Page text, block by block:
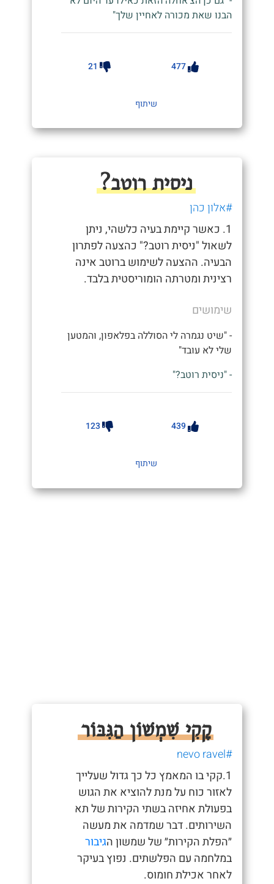
הבנו שאת מכורה לאחיין שלך"
477
21
שיתוף
ניסית רוטב?
#אלון כהן
1. כאשר קיימת בעיה כלשהי, ניתן
לשאול "ניסית רוטב?" כהצעה לפתרון
הבעיה. ההצעה לשימוש ברוטב אינה
רצינית ומטרתה הומוריסטית בלבד.
שימושים
- "שיט נגמרה לי הסוללה בפלאפון, והמטען
שלי לא עובד"
- "ניסית רוטב?"
439
123
שיתוף
קָקִי שִׁמְשׁוֹן הַגִּבּוֹר
#nevo ravel
1.קקי בו המאמץ כל כך גדול שעלייך
לאזור כוח על מנת להוציא את הגוש
בפעולת אחיזה בשתי הקירות של תא
השירותים. דבר שמדמה את מעשה
״הפלת הקירות״ של שמשון הגיבור
במלחמה עם הפלשתים. נפוץ בעיקר
לאחר אכילת חומוס.